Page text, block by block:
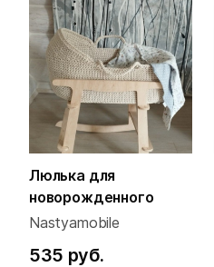
Люлька для
новорожденного
Nastyamobile
535 руб.